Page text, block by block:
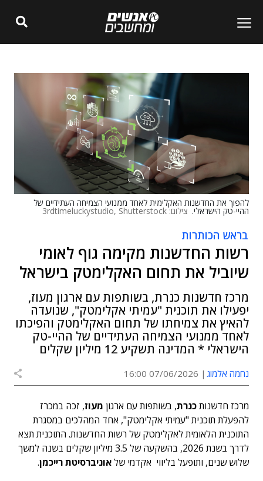
להפוך את החדשנות האקלימית לאחד ממנועי הצמיחה העתידיים של
ההיי-טק הישראלי. צילום: 3rdtimeluckystudio, Shutterstock
בראש הכותרות
רשות החדשנות מקימה גוף לאומי
שיוביל את תחום האקלימטק בישראל
מרכז חדשנות כנרת, בשותפות עם ארגון מעוז,
יפעילו את תוכנית "עמיתי אקלימטק", שנועדה
להאיץ את צמיחתו של תחום האקלימטק והפיכתו
לאחד ממנועי הצמיחה העתידיים של ההיי-טק
הישראלי * המדינה תשקיע 12 מיליון שקלים
נחמה אלמוג 07/06/2026 16:00
מרכז חדשנותכנרת, בשותפות עם ארגון מעוז, זכה במכרז
להפעלת תוכנית "עמיתי אקלימטק", אחד המהלכים במסגרת
התוכנית הלאומית לאקלימטק של רשות החדשנות. התוכנית תצא
לדרך בשנת 2026, בהשקעה של 3.5 מיליון שקלים בשנה למשך
שלוש שנים, ותופעל בליווי אקדמי שלאוניברסיטת רייכמן.